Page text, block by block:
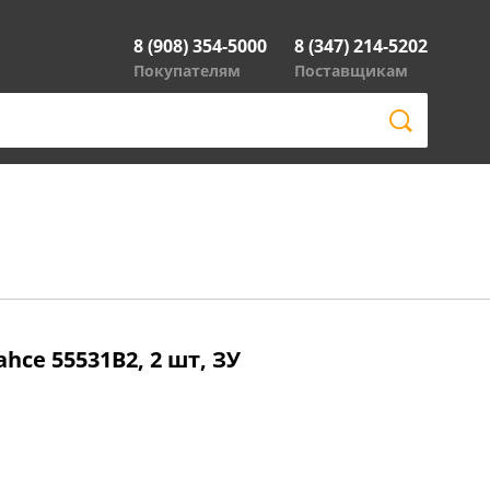
8 (908) 354-5000
Покупателям
8 (347) 214-5202
Поставщикам
55531B2, 2 шт, ЗУ